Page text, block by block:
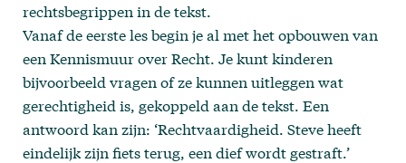
rechtsbegrippen in de tekst.
Vanaf de eerste les begin je al met het opbouwen van
een Kennismuur over Recht. Je kunt kinderen
bijvoorbeeld vragen of ze kunnen uitleggen wat
gerechtigheid is, gekoppeld aan de tekst. Een
antwoord kan zijn: ‘Rechtvaardigheid. Steve heeft
eindelijk zijn fiets terug, een dief wordt gestraft.’